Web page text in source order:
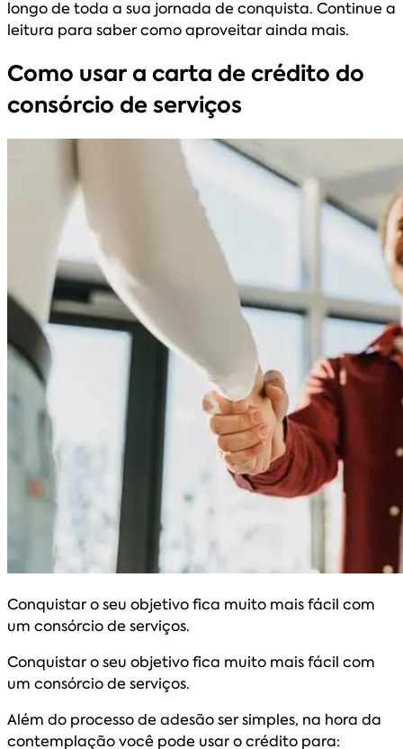
longo de toda a sua jornada de conquista. Continue a
leitura para saber como aproveitar ainda mais.
Como usar a carta de crédito do
consórcio de serviços
Conquistar o seu objetivo fica muito mais fácil com
um consórcio de serviços.
Conquistar o seu objetivo fica muito mais fácil com
um consórcio de serviços.
Além do processo de adesão ser simples, na hora da
contemplação você pode usar o crédito para: